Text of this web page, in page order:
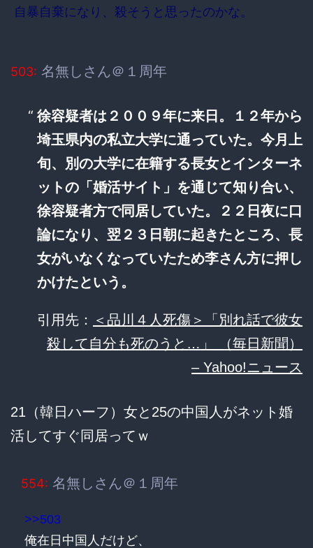
自暴自棄になり、殺そうと思ったのかな。
503: 名無しさん＠１周年
徐容疑者は２００９年に来日。１２年から
埼玉県内の私立大学に通っていた。今月上
旬、別の大学に在籍する長女とインターネ
ットの「婚活サイト」を通じて知り合い、
徐容疑者方で同居していた。２２日夜に口
論になり、翌２３日朝に起きたところ、長
女がいなくなっていたため李さん方に押し
かけたという。
引用先：
＜品川４人死傷＞「別れ話で彼女
殺して自分も死のうと…」 （毎日新聞）
– Yahoo!ニュース
21（韓日ハーフ）女と25の中国人がネット婚
活してすぐ同居ってｗ
554: 名無しさん＠１周年
>>503
俺在日中国人だけど、